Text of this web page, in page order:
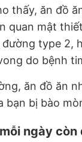
thấy, ăn đồ
quan mật
type 2,
do bệnh
ăn đồ ăn
bạn bị bào
ngày còn